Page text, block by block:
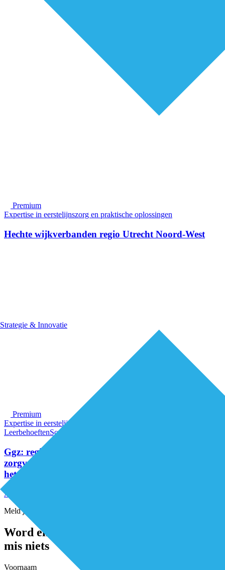
Strategie & Innovatie
Premium
Expertise in eerstelijnszorg en praktische oplossingen
Hechte wijkverbanden regio Utrecht Noord-West
Premium
Expertise in eerstelijnszorg en praktische oplossingen
LeerbehoeftenSociaal domein
Ggz: regionale stuurinformatie voor gemeenten en
zorgverzekeraars én zeer bruikbaar als regiobeeld in
het kader van transformatiemiddelen IZa!
Alle artikelen
Meld je aan voor de nieuwsbrief
Word elke twee weken geïnspireerd en
mis niets
Voornaam